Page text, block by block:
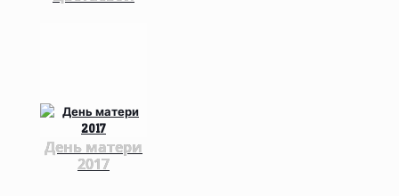
День матери
2017